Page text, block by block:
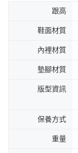
跟高
鞋面材質
內裡材質
墊腳材質
版型資訊
保養方式
重量